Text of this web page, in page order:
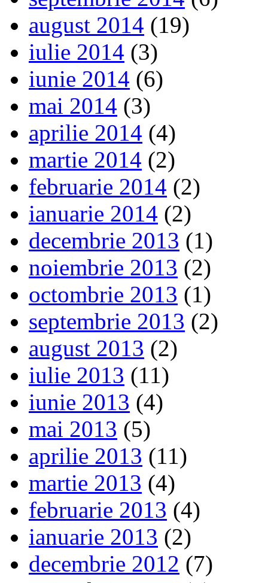
august 2014 (19)
iulie 2014 (3)
iunie 2014 (6)
mai 2014 (3)
aprilie 2014 (4)
martie 2014 (2)
februarie 2014 (2)
ianuarie 2014 (2)
decembrie 2013 (1)
noiembrie 2013 (2)
octombrie 2013 (1)
septembrie 2013 (2)
august 2013 (2)
iulie 2013 (11)
iunie 2013 (4)
mai 2013 (5)
aprilie 2013 (11)
martie 2013 (4)
februarie 2013 (4)
ianuarie 2013 (2)
decembrie 2012 (7)